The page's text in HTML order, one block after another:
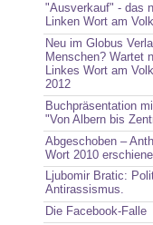
"Ausverkauf" - das
Linken Wort am
Neu im Globus
Menschen? Wartet
Linkes Wort am
2012
Buchpräsentation
"Von Albern bis
Abgeschoben –
Wort 2010
Ljubomir Bratic:
Antirassismus.
Die Facebook-Falle